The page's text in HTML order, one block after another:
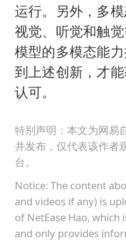
运行。另外，多
视觉、听觉和触
模型的多模态能
到上述创新，才
认可。
特别声明：本文为网易
并发布，仅代表该作者
台。
Notice: The content
and videos if any) is
of NetEase Hao,
and only provides